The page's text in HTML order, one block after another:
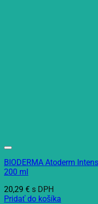
BIODERMA Atoderm
200 ml
20,29 € s DPH
Pridať do košíka